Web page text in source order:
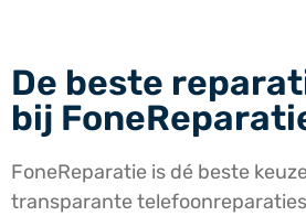
De beste
bij
FoneReparatie is dé beste
transparante